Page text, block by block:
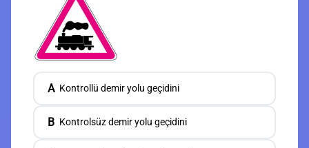
A Kontrollü demir yolu geçidini
B Kontrolsüz demir yolu geçidini